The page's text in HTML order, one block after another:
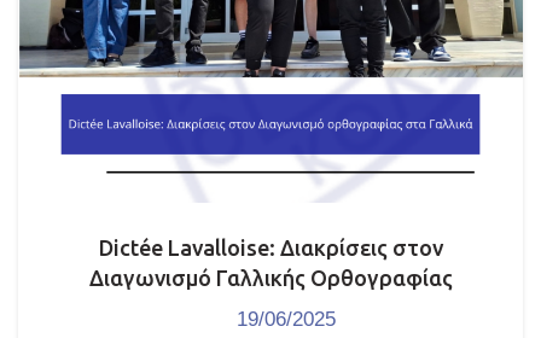
Dictée Lavalloise: Διακρίσεις στον
Διαγωνισμό Γαλλικής Ορθογραφίας
19/06/2025